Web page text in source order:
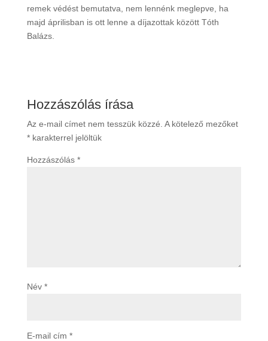
remek védést bemutatva, nem lennénk meglepve, ha
majd áprilisban is ott lenne a díjazottak között Tóth
Balázs.
Hozzászólás írása
Az e-mail címet nem tesszük közzé. A kötelező mezőket
*karakterrel jelöltük
Hozzászólás *
Név *
E-mail cím *